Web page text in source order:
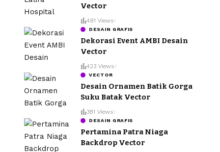
Vector
481 Views
DESAIN GRAFIS
Dekorasi Event AMBI Desain
Vector
423 Views
VECTOR
Desain Ornamen Batik Gorga
Suku Batak Vector
381 Views
DESAIN GRAFIS
Pertamina Patra Niaga
Backdrop Vector